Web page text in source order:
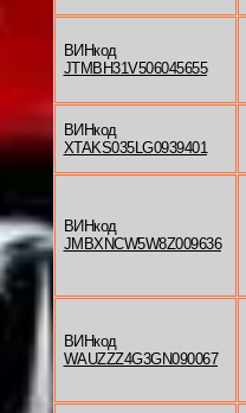
ВИНкод
JTMBH31V506045655
ВИНкод
XTAKS035LG0939401
ВИНкод
JMBXNCW5W8Z009636
ВИНкод
WAUZZZ4G3GN090067